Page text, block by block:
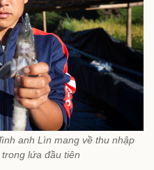
anh Lìn mang về thu nhập
lứa đầu tiên